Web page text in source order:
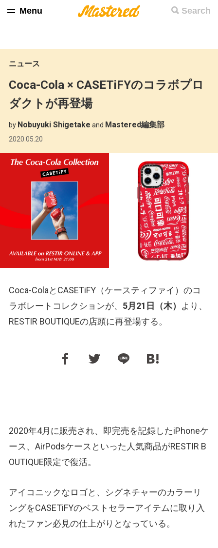
Search
Menu
ニュース
Coca-Cola × CASETiFYのコラボプロ
ダクトが再登場
by Nobuyuki Shigetake and Mastered編集部
2020.05.20
Coca-ColaとCASETiFY（ケースティファイ）のコ
ラボレートコレクションが、 5月21日（木） より、
RESTIR BOUTIQUEの店頭に再登場する。
2020年4月に販売され、即完売を記録したiPhoneケ
ース、AirPodsケースといった人気商品がRESTIR B
OUTIQUE限定で復活。
アイコニックなロゴと、シグネチャーのカラーリ
ングをCASETiFYのベストセラーアイテムに取り入
れたファン必見の仕上がりとなっている。